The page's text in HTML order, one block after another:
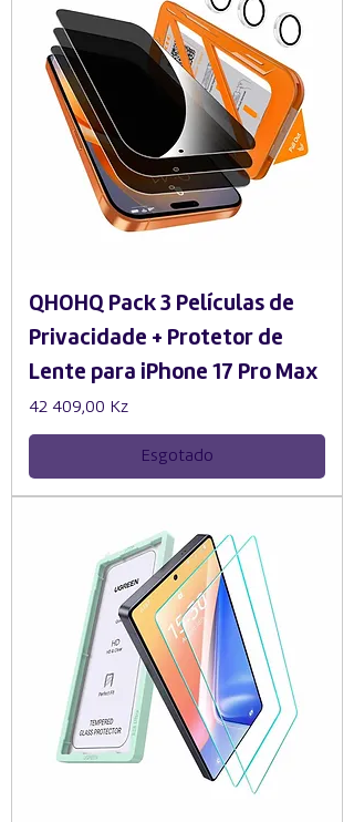
QHOHQ Pack 3 Películas de
Privacidade + Protetor de
Lente para iPhone 17 Pro Max
Preço
42 409,00 Kz
Esgotado